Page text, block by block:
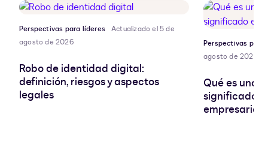
Perspectivas para líderes
Actualizado el 5 de
agosto de 2026
Robo de identidad digital:
definición, riesgos y aspectos
legales
Perspectivas para
agosto de 2026
Qué es una
significado
empresarial